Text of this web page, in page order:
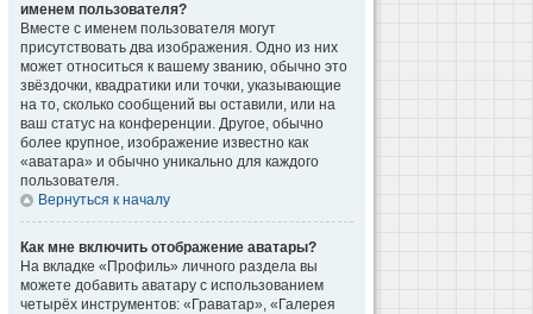
именем пользователя?
Вместе с именем пользователя могут
присутствовать два изображения. Одно из них
может относиться к вашему званию, обычно это
звёздочки, квадратики или точки, указывающие
на то, сколько сообщений вы оставили, или на
ваш статус на конференции. Другое, обычно
более крупное, изображение известно как
«аватара» и обычно уникально для каждого
пользователя.
Вернуться к началу
Как мне включить отображение аватары?
На вкладке «Профиль» личного раздела вы
можете добавить аватару с использованием
четырёх инструментов: «Граватар», «Галерея